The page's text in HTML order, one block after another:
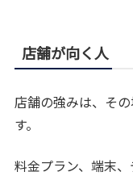
店舗が向く人
店舗の強みは、そ
す。
料金プラン、端末